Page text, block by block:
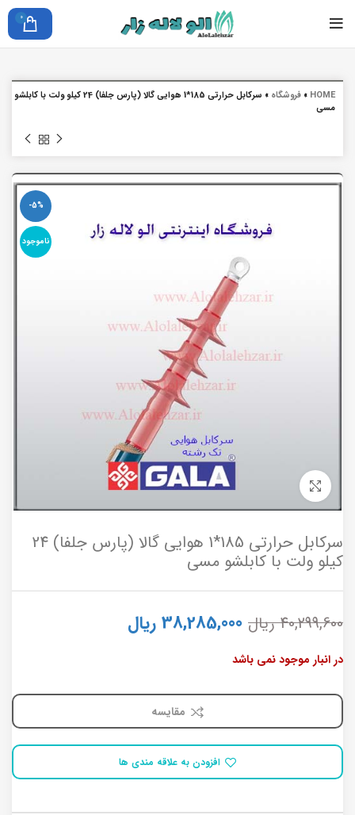
0
HOME
» فروشگاه »
سرکابل حرارتی 185*1 هوایی گالا (پارس جلفا) 24 کیلو ولت با کابلشو
مسی
-5%
ناموجود
برای بزرگنمایی کلیک کنید
سرکابل حرارتی 185*1 هوایی گالا (پارس جلفا) 24
کیلو ولت با کابلشو مسی
40,299,600 ریال 38,285,000 ریال
در انبار موجود نمی باشد
مقایسه
افزودن به علاقه مندی ها